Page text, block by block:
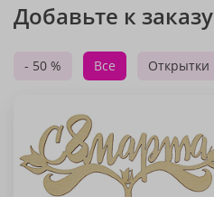
Добавьте к заказу
- 50 % Все Открытки